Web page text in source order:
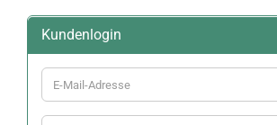
Kundenlogin
E-
Mail-
Adresse